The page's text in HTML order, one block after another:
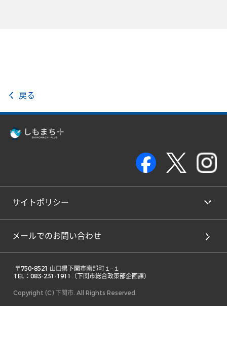
戻る
サイトポリシー
メールでのお問い合わせ
TEL：083-231-1911（下関市総合政策部企画課）
Copyright (C) 下関市. All Rights Reserved.